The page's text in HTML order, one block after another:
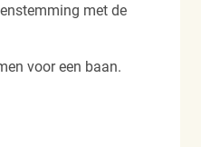
met de
voor een baan.